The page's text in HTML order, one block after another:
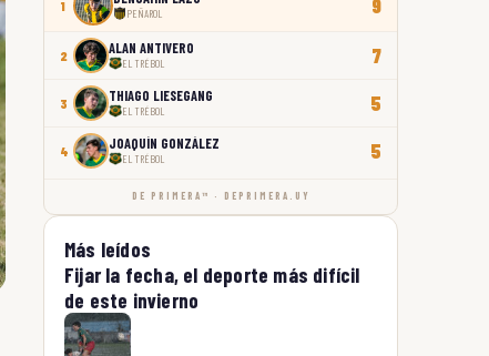
1 PEÑAROL 9
2 ALAN ANTIVERO
EL TRÉBOL 7
3 THIAGO LIESEGANG
EL TRÉBOL 5
4 JOAQUÍN GONZÁLEZ
EL TRÉBOL 5
DE PRIMERA™ · DEPRIMERA.UY
Más leídos
Fijar la fecha, el deporte más difícil
de este invierno